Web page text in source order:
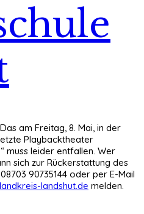
am Freitag, 8. Mai, in der
Playbacktheater
muss leider entfallen. Wer
sich zur Rückerstattung des
90735144 oder per E-Mail
landshut.de melden.